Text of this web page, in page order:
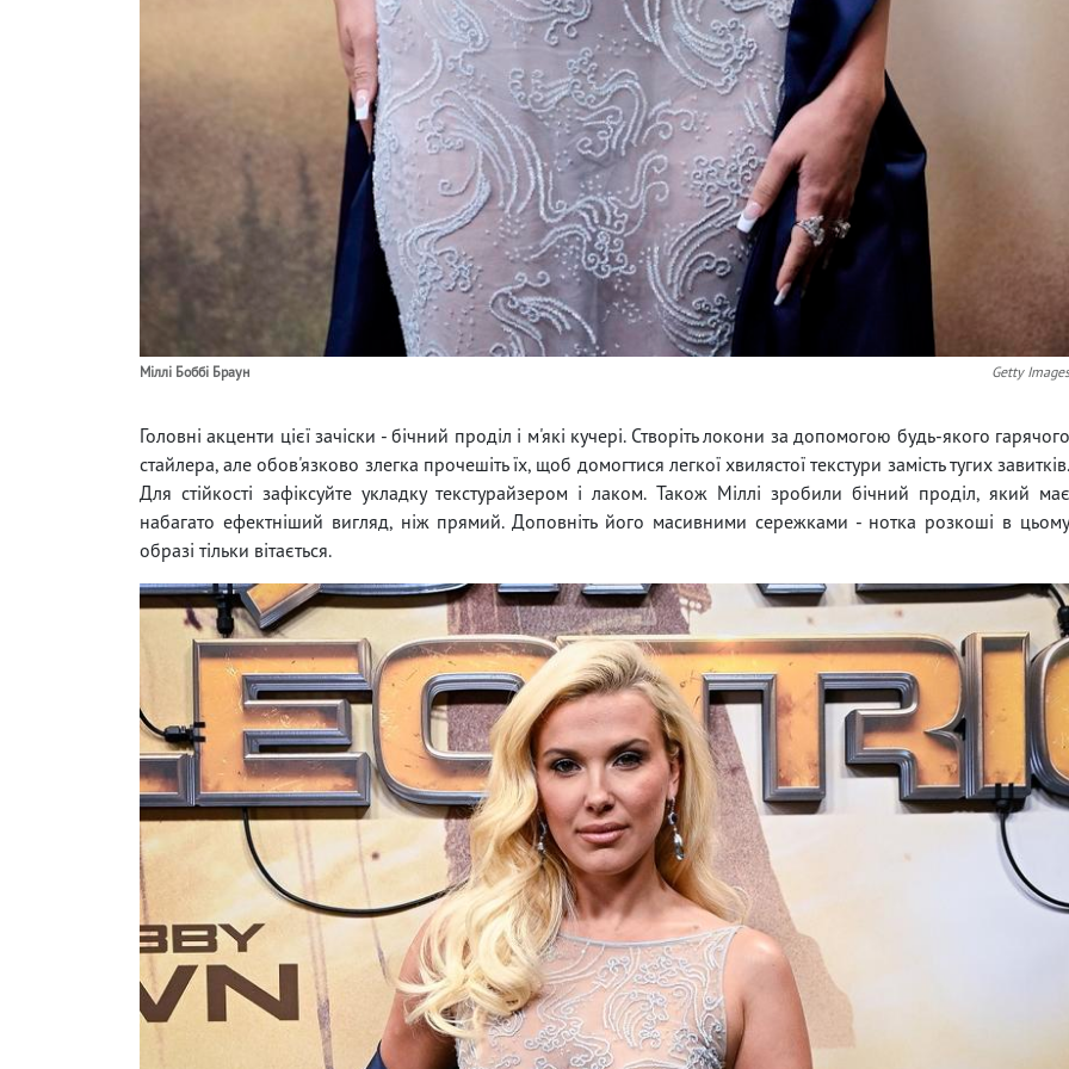
Міллі Боббі Браун Getty Images
Головні акценти цієї зачіски - бічний проділ і м'які кучері. Створіть локони за допомогою будь-якого гарячого
стайлера, але обов'язково злегка прочешіть їх, щоб домогтися легкої хвилястої текстури замість тугих завитків.
Для стійкості зафіксуйте укладку текстурайзером і лаком. Також Міллі зробили бічний проділ, який має
набагато ефектніший вигляд, ніж прямий. Доповніть його масивними сережками - нотка розкоші в цьому
образі тільки вітається.